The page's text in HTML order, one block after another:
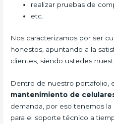
realizar pruebas de
etc.
Nos caracterizamos por ser
honestos, apuntando a la
clientes, siendo ustedes
Dentro de nuestro portafolio,
mantenimiento de
demanda, por eso tenemos
para el soporte técnico a